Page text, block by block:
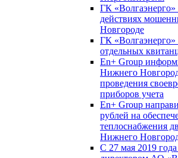
ГК «Волгаэнерго»
действиях
Новгороде
ГК
отдельных
En+ Group
Нижнего
проведения
приборов учета
En+ Group
рублей на
теплоснабжения
Нижнего
С 27 мая 2019